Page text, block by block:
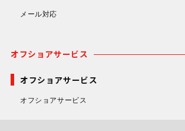
メール対応
オフショアサービス
オフショアサービス
オフショアサービス